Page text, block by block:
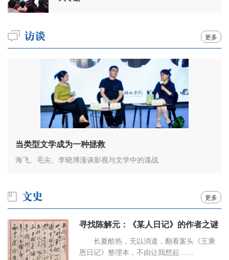
更多
当类型文学成为一种拯救
海飞、毛尖、李晓博漫谈影视与文学中的谍战
更多
寻找陈解元：《某人日记》的作者之谜
长夏酷热，无以消遣，翻看案头《王秉
恩日记》整理本，不由让我想起……